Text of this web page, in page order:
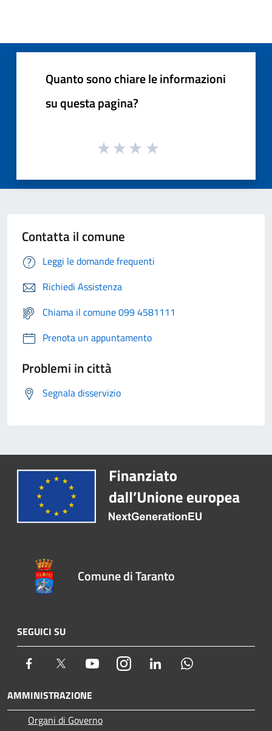
Quanto sono chiare le informazioni
su questa pagina?
Contatta il comune
Leggi le domande frequenti
Richiedi Assistenza
Chiama il comune 099 4581111
Prenota un appuntamento
Problemi in città
Segnala disservizio
Comune di Taranto
SEGUICI SU
Facebook Twitter YoutubeInstagram LinkedIn
AMMINISTRAZIONE
Organi di Governo